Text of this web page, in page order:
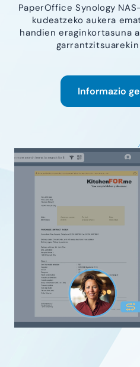
PaperOffice Synology
kudeatzeko aukera
handien eraginkortasuna
Informazio